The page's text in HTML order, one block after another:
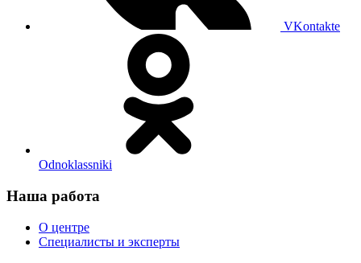
VKontakte
Odnoklassniki
Наша работа
О центре
Специалисты и эксперты